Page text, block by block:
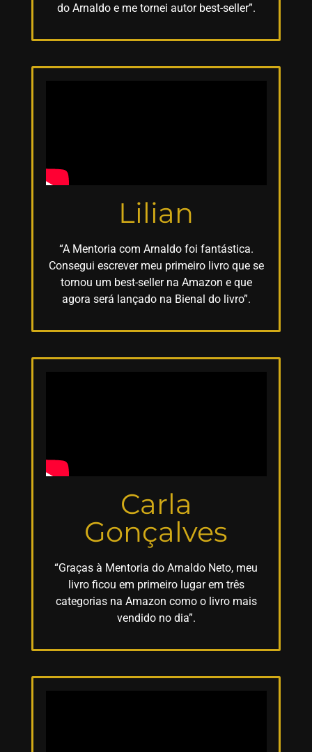
do Arnaldo e me tornei autor best-seller”.
Lilian
“A Mentoria com Arnaldo foi fantástica.
Consegui escrever meu primeiro livro que se
tornou um best-seller na Amazon e que
agora será lançado na Bienal do livro”.
Carla
Gonçalves
“Graças à Mentoria do Arnaldo Neto, meu
livro ficou em primeiro lugar em três
categorias na Amazon como o livro mais
vendido no dia”.